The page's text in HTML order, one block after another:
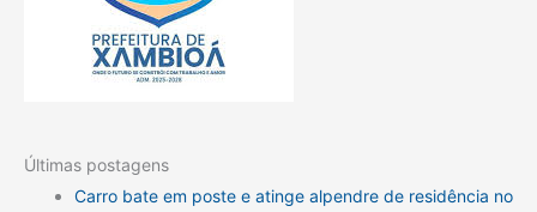
Últimas postagens
Carro bate em poste e atinge alpendre de residência no